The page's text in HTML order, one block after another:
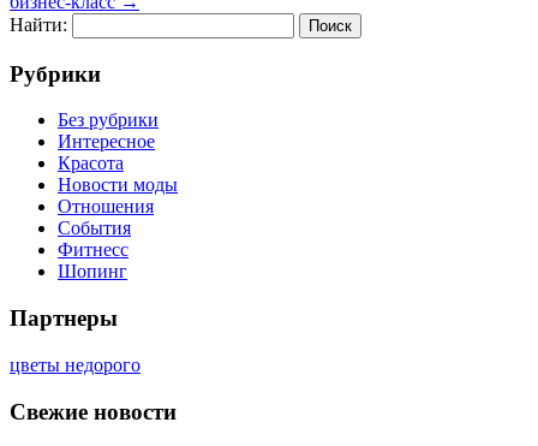
Найти:
Рубрики
Без рубрики
Интересное
Красота
Новости моды
Отношения
События
Фитнесс
Шопинг
Партнеры
цветы недорого
Свежие новости